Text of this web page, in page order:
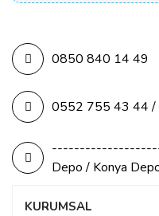
0850 840 14 49
0552 755 43 44 /
Depo / Konya
KURUMSAL